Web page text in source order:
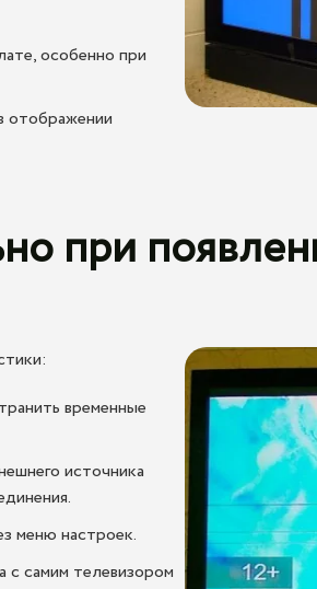
особенно при
отображении
при
временные
источника
меню настроек.
с самим телевизором